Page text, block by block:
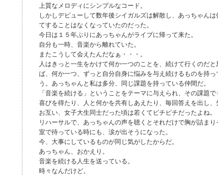
上質なメロディにシンプルなコード。
しかしデビューして数年後シイガルズは解散し、あっちゃん
てすることはなくなっていたのだった。
今日は１５年ぶりにあっちゃんがライブに帰って来た。
自分も一時、音楽から離れていた。
またこうして会えたんだなぁ・・・。
人はきっと一生をかけて何か一つのことを、続けて行くのだ
ば、何か一つ、ずっと自分自身に悩みを与え続けるものを持
う。あっちゃんと私は多分、同じ課題を持っている仲間だ。
「音楽を続ける」ということをテーマに与えられ、その課題
喜びを得たり、人と何かを共有しあえたり、毎回答えを出し
お互い、女子大生同士だった頃は若くてピチピチだったよね。
リハーサルで、あっちゃんの声を聴くとそれだけで胸が詰ま
室で待っている時にも、涙が出そうになった。
今、大事にしているものが同じ気がしたからだ。
あっちゃん、おかえり。
音楽を続ける人生を送っている。
時々なんだけど。